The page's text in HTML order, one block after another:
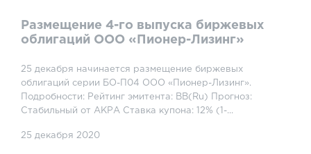
Размещение 4-го выпуска биржевых
облигаций ООО «Пионер-Лизинг»
25 декабря начинается размещение биржевых
облигаций серии БО-П04 ООО «Пионер-Лизинг».
Подробности: Рейтинг эмитента: BB(Ru) Прогноз:
Стабильный от АКРА Ставка купона: 12% (1-...
25 декабря 2020